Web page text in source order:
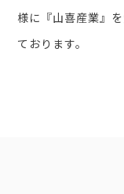
様に『山喜産業』
ております。